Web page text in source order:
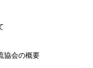
協会の概要